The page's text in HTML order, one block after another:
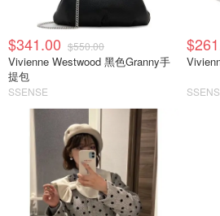
$341.00 $550.00
Vivienne Westwood 黑色Granny手
提包
SSENSE